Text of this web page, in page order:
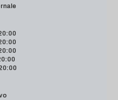
Invernale
Store Estivo